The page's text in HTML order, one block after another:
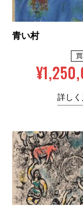
青い村
詳しく